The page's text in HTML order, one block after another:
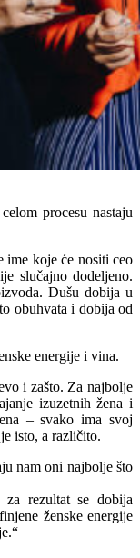
procesu nastaju
ime koje će nositi ceo
slučajno dodeljeno.
Dušu dobija u
obuhvata i dobija od
energije i vina.
i zašto. Za najbolje
izuzetnih žena i
– svako ima svoj
isto, a različito.
nam oni najbolje što
rezultat se dobija
ženske energije